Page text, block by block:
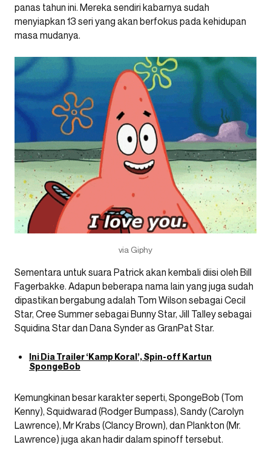
panas tahun ini. Mereka sendiri kabarnya sudah
menyiapkan 13 seri yang akan berfokus pada kehidupan
masa mudanya.
via Giphy
Sementara untuk suara Patrick akan kembali diisi oleh Bill
Fagerbakke. Adapun beberapa nama lain yang juga sudah
dipastikan bergabung adalah Tom Wilson sebagai Cecil
Star, Cree Summer sebagai Bunny Star, Jill Talley sebagai
Squidina Star dan Dana Synder as GranPat Star.
Ini Dia Trailer ‘Kamp Koral’, Spin-off Kartun
SpongeBob
Kemungkinan besar karakter seperti, SpongeBob (Tom
Kenny), Squidwarad (Rodger Bumpass), Sandy (Carolyn
Lawrence), Mr Krabs (Clancy Brown), dan Plankton (Mr.
Lawrence) juga akan hadir dalam spinoff tersebut.